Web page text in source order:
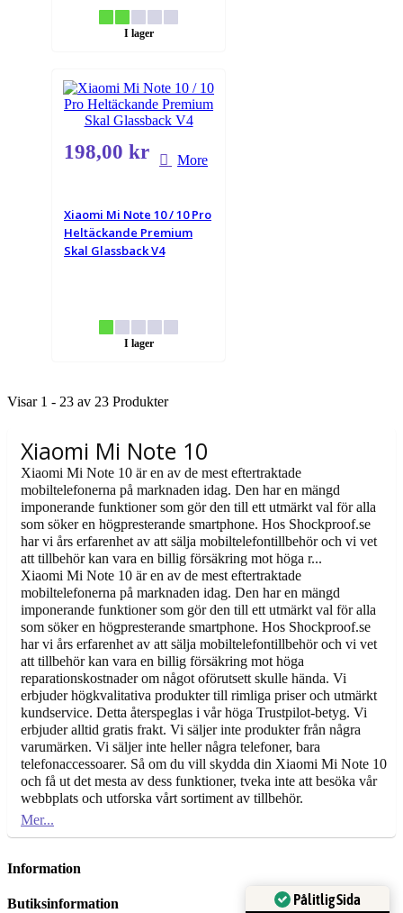
I lager
198,00 kr More
Xiaomi Mi Note 10 / 10 Pro
Heltäckande Premium
Skal Glassback V4
I lager
Visar 1 - 23 av 23 Produkter
Xiaomi Mi Note 10
Xiaomi Mi Note 10 är en av de mest eftertraktade
mobiltelefonerna på marknaden idag. Den har en mängd
imponerande funktioner som gör den till ett utmärkt val för alla
som söker en högpresterande smartphone. Hos Shockproof.se
har vi års erfarenhet av att sälja mobiltelefontillbehör och vi vet
att tillbehör kan vara en billig försäkring mot höga r...
Xiaomi Mi Note 10 är en av de mest eftertraktade
mobiltelefonerna på marknaden idag. Den har en mängd
imponerande funktioner som gör den till ett utmärkt val för alla
som söker en högpresterande smartphone. Hos Shockproof.se
har vi års erfarenhet av att sälja mobiltelefontillbehör och vi vet
att tillbehör kan vara en billig försäkring mot höga
reparationskostnader om något oförutsett skulle hända. Vi
erbjuder högkvalitativa produkter till rimliga priser och utmärkt
kundservice. Detta återspeglas i vår höga Trustpilot-betyg. Vi
erbjuder alltid gratis frakt. Vi säljer inte produkter från några
varumärken. Vi säljer inte heller några telefoner, bara
telefonaccessoarer. Så om du vill skydda din Xiaomi Mi Note 10
och få ut det mesta av dess funktioner, tveka inte att besöka vår
webbplats och utforska vårt sortiment av tillbehör.
Mer
Information
Butiksinformation Pålitlig Sida